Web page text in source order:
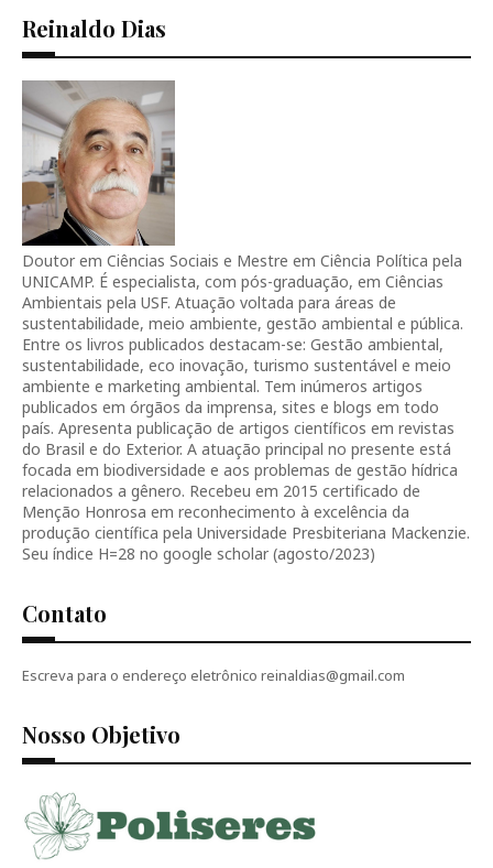
Reinaldo Dias
Doutor em Ciências Sociais e Mestre em Ciência Política pela
UNICAMP. É especialista, com pós-graduação, em Ciências
Ambientais pela USF. Atuação voltada para áreas de
sustentabilidade, meio ambiente, gestão ambiental e pública.
Entre os livros publicados destacam-se: Gestão ambiental,
sustentabilidade, eco inovação, turismo sustentável e meio
ambiente e marketing ambiental. Tem inúmeros artigos
publicados em órgãos da imprensa, sites e blogs em todo
país. Apresenta publicação de artigos científicos em revistas
do Brasil e do Exterior. A atuação principal no presente está
focada em biodiversidade e aos problemas de gestão hídrica
relacionados a gênero. Recebeu em 2015 certificado de
Menção Honrosa em reconhecimento à excelência da
produção científica pela Universidade Presbiteriana Mackenzie.
Seu índice H=28 no google scholar (agosto/2023)
Contato
Escreva para o endereço eletrônico reinaldias@gmail.com
Nosso Objetivo